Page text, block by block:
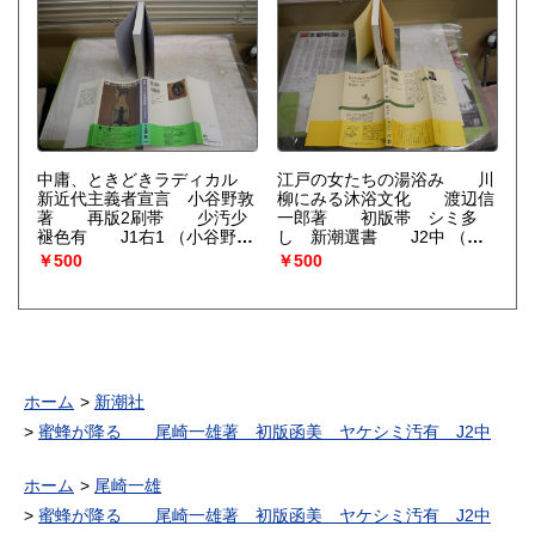
中庸、ときどきラディカル
新近代主義者宣言 小谷野敦
著 再版2刷帯 少汚少
褪色有 J1右1
（小谷野
敦）
￥500
江戸の女たちの湯浴み 川
柳にみる沐浴文化 渡辺信
一郎著 初版帯 シミ多
し 新潮選書 J2中
（渡
辺信一郎）
￥500
ホーム
新潮社
蜜蜂が降る 尾崎一雄著 初版函美 ヤケシミ汚有 J2中
ホーム
尾崎一雄
蜜蜂が降る 尾崎一雄著 初版函美 ヤケシミ汚有 J2中